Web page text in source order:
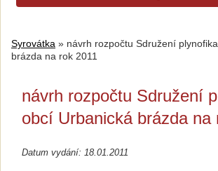
Syrovátka » návrh rozpočtu Sdružení
brázda na rok 2011
návrh rozpočtu Sdružení
obcí Urbanická brázda na
Datum vydání: 18.01.2011